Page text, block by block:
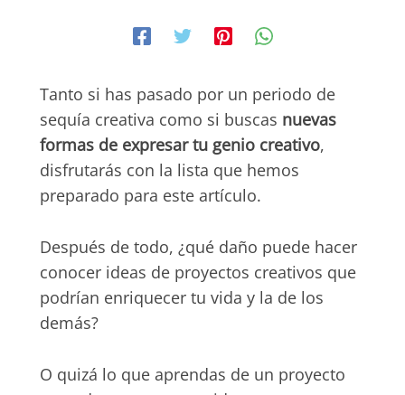
Tanto si has pasado por un periodo de
sequía creativa como si buscas nuevas
formas de expresar tu genio creativo,
disfrutarás con la lista que hemos
preparado para este artículo.
Después de todo, ¿qué daño puede hacer
conocer ideas de proyectos creativos que
podrían enriquecer tu vida y la de los
demás?
O quizá lo que aprendas de un proyecto